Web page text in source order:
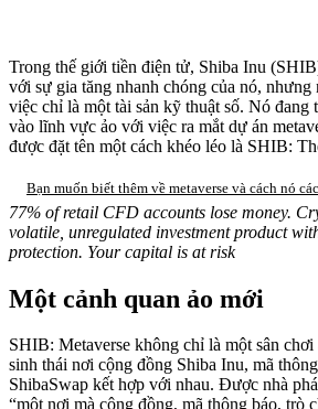
Trong thế giới tiền điện tử, Shiba Inu
với sự gia tăng nhanh chóng của nó,
việc chỉ là một tài sản kỹ thuật số. Nó đang
vào lĩnh vực ảo với việc ra mắt dự án
được đặt tên một cách khéo léo là SHIB:
Bạn muốn biết thêm về metaverse và cách nó
77% of retail CFD accounts lose money.
volatile, unregulated investment product
protection. Your capital is at risk
Một cảnh quan ảo mới
SHIB: Metaverse không chỉ là một sân
sinh thái nơi cộng đồng Shiba Inu, mã
ShibaSwap kết hợp với nhau. Được nhà
“một nơi mà cộng đồng, mã thông báo, trò